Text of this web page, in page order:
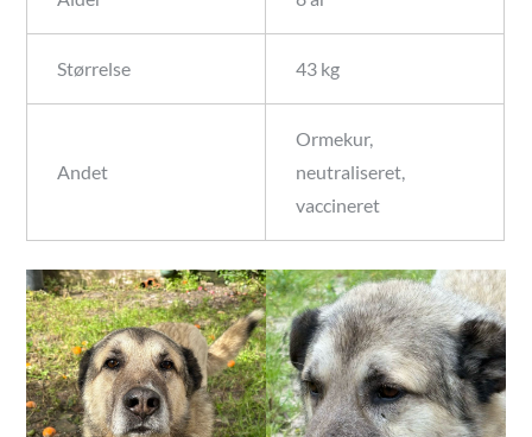
Størrelse 43 kg
Andet
Ormekur,
neutraliseret,
vaccineret